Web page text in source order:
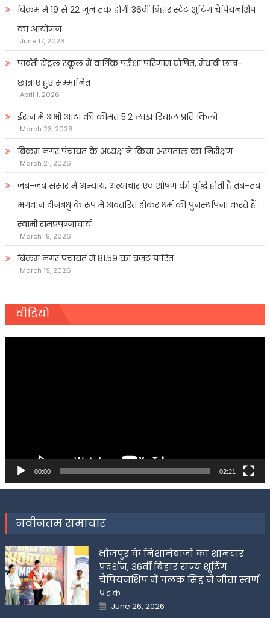
बिक्रम में 19 से 22 जून तक होगी 36वीं बिहार स्टेट शूटिंग चैंपियनशिप
का आयोजन
June 17, 2026
पार्वती सेंट्रल स्कूल में वार्षिक परीक्षा परिणाम घोषित, मेधावी छात्र-
छात्राएं हुए सम्मानित
April 1, 2026
ईरान में अभी आटा की कीमत 5.2 लाख रियाल प्रति किलो
March 23, 2026
बिक्रम नगर पंचायत के अध्यक्ष ने किया अस्पताल का निरीक्षण
March 21, 2026
जब-जब संसार में अन्याय, अत्याचार एवं शोषण की वृद्धि होती है तब-तब
भगवान दीनबंधु के रूप में अवतरित होकर धर्म की पुनर्स्थापना करते हैं :
स्वामी रामप्रपन्नाचार्य
March 19, 2026
बिक्रम नगर पंचायत में 81.59 का बजट पारित
March 19, 2026
वीडियो
00:00 02:21
नवीनतम समाचार
भोजपुर के निशानेबाजों का शानदार
प्रदर्शन, 36वीं बिहार राज्य शूटिंग
चैंपियनशिप में पलक सिंह ने जीता स्वर्ण
पदक
Posted
on
June 26, 2026